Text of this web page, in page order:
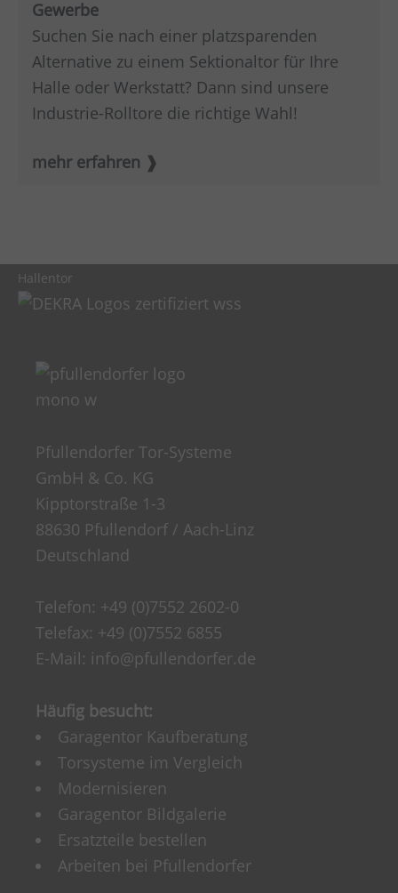
Gewerbe
Suchen Sie nach einer platzsparenden
Alternative zu einem Sektionaltor für Ihre
Halle oder Werkstatt? Dann sind unsere
Industrie-Rolltore die richtige Wahl!
mehr erfahren
Hallentor
Pfullendorfer Tor-Systeme
GmbH & Co. KG
Kipptorstraße 1-3
88630 Pfullendorf / Aach-Linz
Deutschland
Telefon: +49 (0)7552 2602-0
Telefax: +49 (0)7552 6855
E-Mail: info@pfullendorfer.de
Häufig besucht:
Garagentor Kaufberatung
Torsysteme im Vergleich
Modernisieren
Garagentor Bildgalerie
Ersatzteile bestellen
Arbeiten bei Pfullendorfer